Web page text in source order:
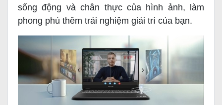
sống động và chân thực của hình ảnh, làm
phong phú thêm trải nghiệm giải trí của bạn.